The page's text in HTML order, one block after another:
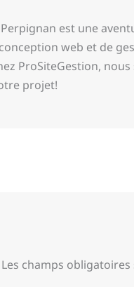
est une
web et de
ProSiteGestion,
projet!
Les champs